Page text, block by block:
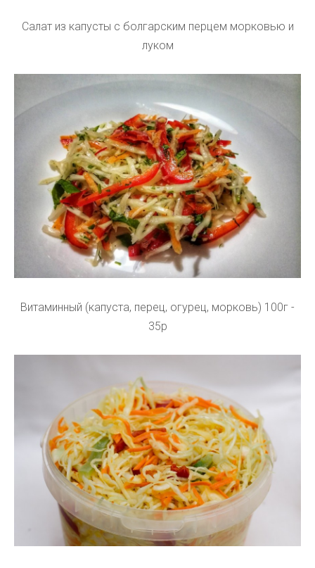
Салат из капусты с болгарским перцем морковью и
луком
Витаминный (капуста, перец, огурец, морковь) 100г -
35р